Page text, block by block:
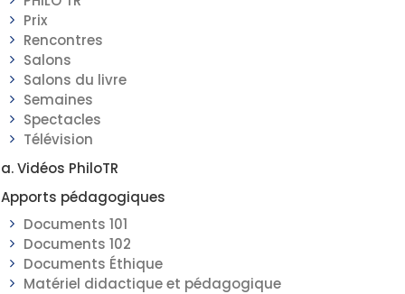
Prix
Rencontres
Salons
Salons du livre
Semaines
Spectacles
Télévision
a. Vidéos PhiloTR
Apports pédagogiques
Documents 101
Documents 102
Documents Éthique
Matériel didactique et pédagogique